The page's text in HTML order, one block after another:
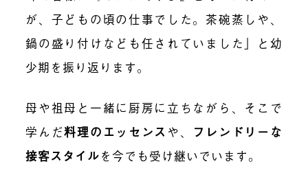
が、子どもの頃の仕事でした。茶碗蒸しや、
鍋の盛り付けなども任されていました」と幼
少期を振り返ります。
母や祖母と一緒に厨房に立ちながら、そこで
学んだ料理のエッセンス や、
フレンドリーな
接客スタイルを今でも受け継いでいます。